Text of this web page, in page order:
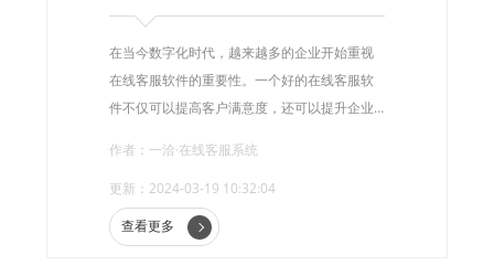
在当今数字化时代，越来越多的企业开始重视
在线客服软件的重要性。一个好的在线客服软
件不仅可以提高客户满意度，还可以提升企业
服软件的特点以及其在企业发展中的重要性。
作者：一洽·在线客服系统
更新：2024-03-19 10:32:04
查看更多